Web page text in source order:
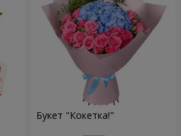
Букет "Кокетка!"